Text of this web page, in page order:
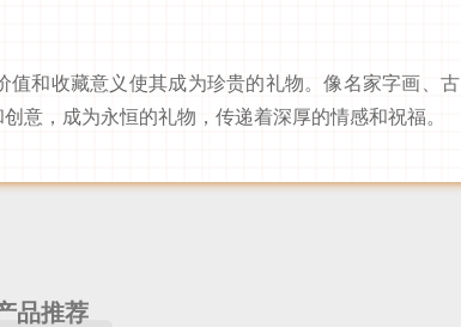
和收藏意义使其成为珍贵的礼物。像名家字画、古
意，成为永恒的礼物，传递着深厚的情感和祝福。
品推荐